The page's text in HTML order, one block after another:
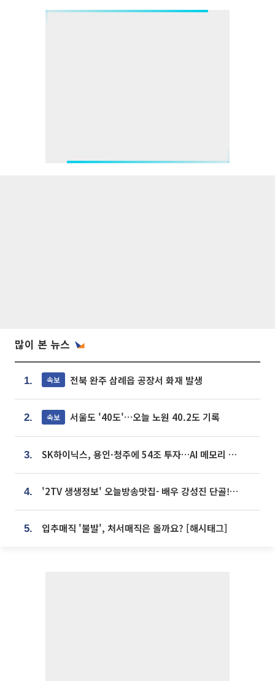
많이 본 뉴스
1. 속보 전북 완주 삼례읍 공장서 화재 발생
2. 속보 서울도 '40도'…오늘 노원 40.2도 기록
3. SK하이닉스, 용인·청주에 54조 투자…AI 메모리 생산기지 키운다
4. '2TV 생생정보' 오늘방송맛집- 배우 강성진 단골! 쌀국수ㆍ푸팟퐁 커리 맛집 '블○○○'
5. 입추매직 '불발', 처서매직은 올까요? [해시태그]